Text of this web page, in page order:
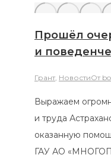
Прошёл
и поведенческая
Новости Отboostaia
Выражаем огромную
и труда Астраханской
оказанную помощь в
ГАУ АО